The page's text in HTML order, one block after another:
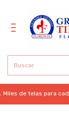
de telas para